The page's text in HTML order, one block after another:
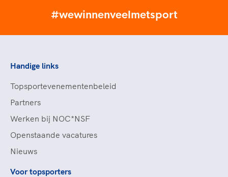
#wewinnenveelmetsport
Handige links
Topsportevenementenbeleid
Partners
Werken bij NOC*NSF
Openstaande vacatures
Nieuws
Voor topsporters